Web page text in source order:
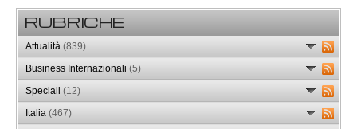
RUBRICHE
Attualità (839)
Business Internazionali (5)
Speciali (12)
Italia (467)